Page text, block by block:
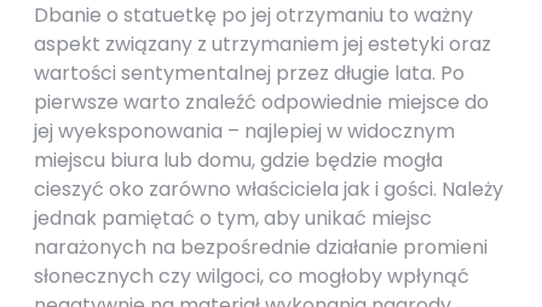
Dbanie o statuetkę po jej otrzymaniu to ważny
aspekt związany z utrzymaniem jej estetyki oraz
wartości sentymentalnej przez długie lata. Po
pierwsze warto znaleźć odpowiednie miejsce do
jej wyeksponowania – najlepiej w widocznym
miejscu biura lub domu, gdzie będzie mogła
cieszyć oko zarówno właściciela jak i gości. Należy
jednak pamiętać o tym, aby unikać miejsc
narażonych na bezpośrednie działanie promieni
słonecznych czy wilgoci, co mogłoby wpłynąć